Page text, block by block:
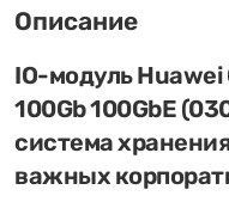
Описание
IO-модуль
100Gb 100GbE
система
важных